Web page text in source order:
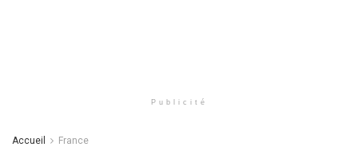
Publicité
Accueil France